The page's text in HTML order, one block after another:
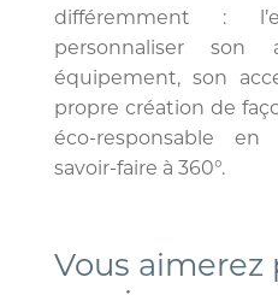
différemment :
personnaliser son
équipement, son
propre création de
éco-responsable
savoir-faire à 360°.
Vous